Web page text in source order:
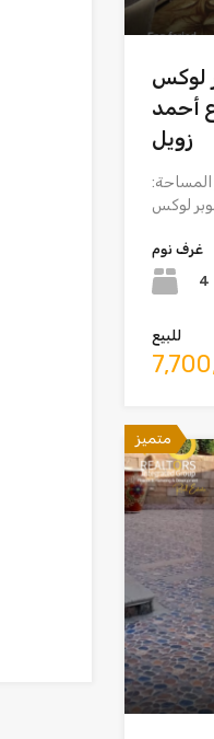
سوبر لوكس
أحمد
زويل
المساحة:
غرف نوم
4
للبيع
متميز